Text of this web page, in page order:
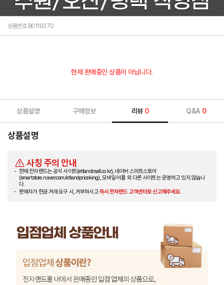
상품번호 B0119270
현재 판매중인 상품이 아닙니다.
상품설명 구매정보 리뷰 0 Q&A 0
상품설명
사칭 주의 안내
현재 전자랜드는 공식 사이트(etlandmall.co.kr), 네이버 스마트스토어
(smartstore.naver.com/etlandpriceking), 모바일 어플 외 다른 사이트는 운영하고 있지 않습니
다.
판매자가 현금 거래 요구 시, 거부하시고즉시 전자랜드 고객센터로 신고해주세요.